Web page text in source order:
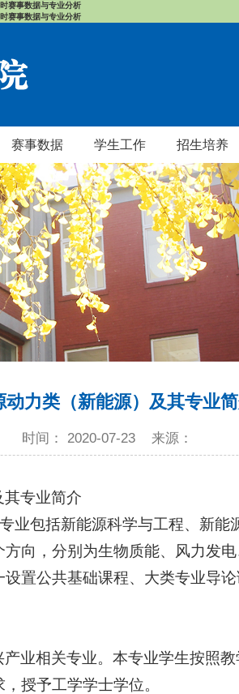
赛事数据与专业分析
赛事数据与专业分析
赛事数据 学生工作 招生培养
动力类（新能源）及其专业
时间： 2020-07-23 来源：
专业简介
业包括新能源科学与工程、新
向，分别为生物质能、风力发
置公共基础课程、大类专业导
业相关专业。本专业学生按照
授予工学学士学位。